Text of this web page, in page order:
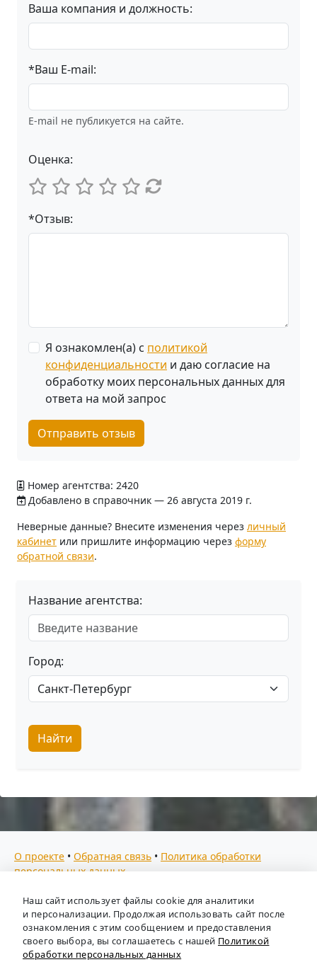
Ваша компания и должность:
*Ваш E-mail:
E-mail не публикуется на сайте.
Оценка:
*Отзыв:
Я ознакомлен(а) с политикой
конфиденциальности и даю согласие на
обработку моих персональных данных для
ответа на мой запрос
Отправить отзыв
Номер агентства: 2420
Добавлено в справочник — 26 августа 2019 г.
Неверные данные? Внесите изменения через личный
кабинет или пришлите информацию через форму
обратной связи.
Название агентства:
Город:
Найти
О проекте • Обратная связь • Политика обработки
персональных данных
Мы собираем отзывы, составляем рейтинги и
предоставляем всю информацию о кадровых агентствах
России. Также анализируем ключевые тенденции рынка
труда: отслеживаем динамику зарплат, уровень
безработицы и общую обстановку в отрасли, чтобы вы
Наш сайт использует файлы cookie для аналитики
и персонализации. Продолжая использовать сайт после
ознакомления с этим сообщением и предоставления
своего выбора, вы соглашаетесь с нашей Политикой
обработки персональных данных